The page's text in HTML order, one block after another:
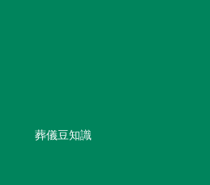
葬儀豆知識